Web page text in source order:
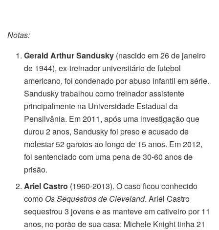
Notas:
Gerald Arthur Sandusky (nascido em 26 de janeiro
de 1944), ex-treinador universitário de futebol
americano, foi condenado por abuso infantil em série.
Sandusky trabalhou como treinador assistente
principalmente na Universidade Estadual da
Pensilvânia. Em 2011, após uma investigação que
durou 2 anos, Sandusky foi preso e acusado de
molestar 52 garotos ao longo de 15 anos. Em 2012,
foi sentenciado com uma pena de 30-60 anos de
prisão.
Ariel Castro (1960-2013). O caso ficou conhecido
como Os Sequestros de Cleveland. Ariel Castro
sequestrou 3 jovens e as manteve em cativeiro por 11
anos, no porão de sua casa: Michele Knight tinha 21